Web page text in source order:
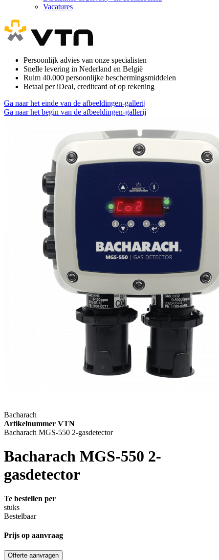
Vacatures
Persoonlijk advies van onze specialisten
Snelle levering in Nederland en België
Ruim 40.000 persoonlijke beschermingsmiddelen
Betaal per iDeal, creditcard of op rekening
Ga naar het einde van de afbeeldingen-gallerij
Ga naar het begin van de afbeeldingen-gallerij
Bacharach
Artikelnummer VTN
Bacharach MGS-550 2-gasdetector
Bacharach MGS-550 2-
gasdetector
Te bestellen per
stuks
Bestelbaar
Prijs op aanvraag
Offerte aanvragen